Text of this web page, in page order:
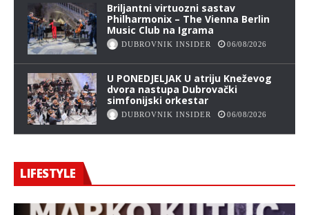
Briljantni virtuozni sastav
Philharmonix – The Vienna Berlin
Music Club na Igrama
DUBROVNIK INSIDER 06/08/2026
U PONEDJELJAK U atriju Kneževog
dvora nastupa Dubrovački
simfonijski orkestar
DUBROVNIK INSIDER 06/08/2026
LIFESTYLE